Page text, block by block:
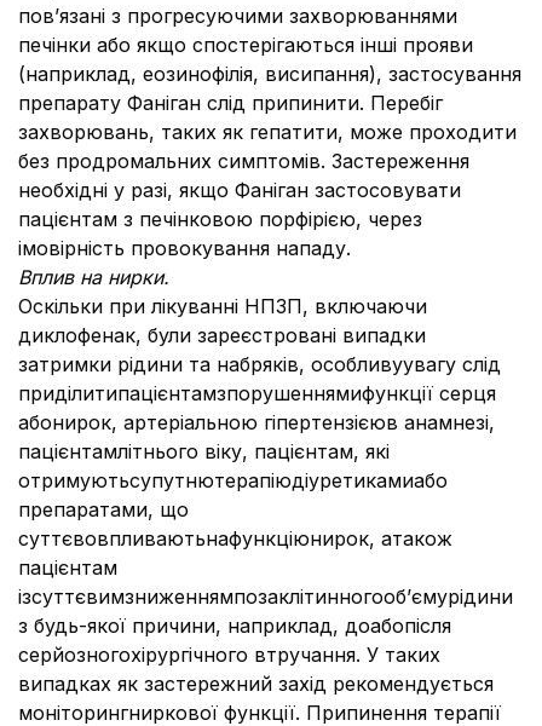
пов’язані з прогресуючими захворюваннями
печінки або якщо спостерігаються інші прояви
(наприклад, еозинофілія, висипання), застосування
препарату Фаніган слід припинити. Перебіг
захворювань, таких як гепатити, може проходити
без продромальних симптомів. Застереження
необхідні у разі, якщо Фаніган застосовувати
пацієнтам з печінковою порфірією, через
імовірність провокування нападу.
Вплив на нирки.
Оскільки при лікуванні НПЗП, включаючи
диклофенак, були зареєстровані випадки
затримки рідини та набряків, особливуувагу слід
приділитипацієнтамзпорушеннямифункції серця
абонирок, артеріальною гіпертензієюв анамнезі,
пацієнтамлітнього віку, пацієнтам, які
отримуютьсупутнютерапіюдіуретикамиабо
препаратами, що
суттєвовпливаютьнафункціюнирок, атакож
пацієнтам
ізсуттєвимзниженнямпозаклітинногооб’ємурідини
з будь-якої причини, наприклад, доабопісля
серйозногохірургічного втручання. У таких
випадках як застережний захід рекомендується
моніторингниркової функції. Припинення терапії